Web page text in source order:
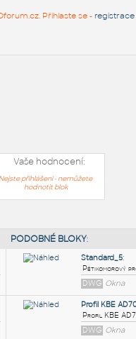
Přihlaste se - registrace
Vaše hodnocení:
Nejste přihlášeni - nemůžete
hodnotit blok